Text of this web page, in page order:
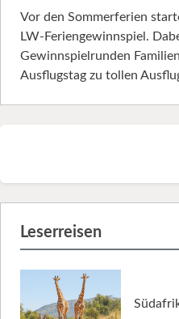
Vor den Sommerferien
LW-Feriengewinnspiel.
Gewinnspielrunden
Ausflugstag zu tollen
Leserreisen